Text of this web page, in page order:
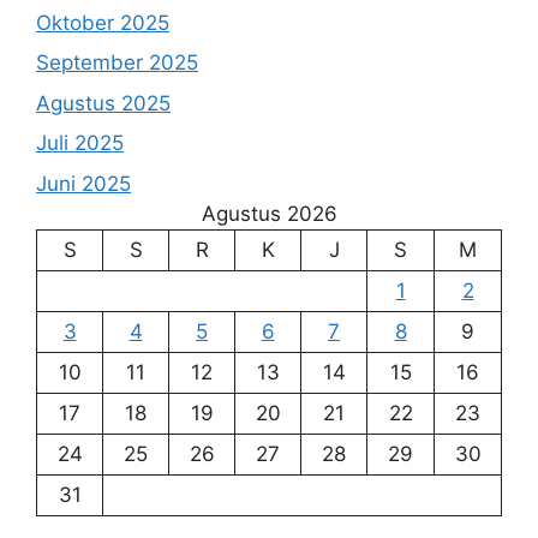
Oktober 2025
September 2025
Agustus 2025
Juli 2025
Juni 2025
Agustus 2026
S
S R K J S
M
1
2
3
4 5 6 7 8
9
10
11 12 13 14 15
16
17
18 19 20 21 22
23
24
25 26 27 28 29
30
31